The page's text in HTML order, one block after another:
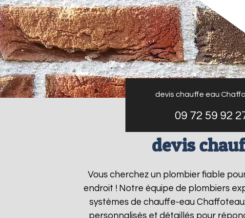
devis chauffe eau
09 72 59 92
devis
Vous cherchez un plombier fiable
endroit ! Notre équipe de plombiers
systèmes de chauffe-eau
personnalisés et détaillés pour